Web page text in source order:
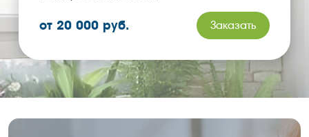
от 20 000 руб. Заказать